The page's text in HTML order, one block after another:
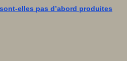
elles pas d’abord produites